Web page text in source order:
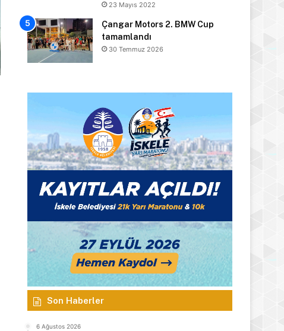
23 Mayıs 2022
Çangar Motors 2. BMW Cup
tamamlandı
30 Temmuz 2026
Son Haberler
6 Ağustos 2026